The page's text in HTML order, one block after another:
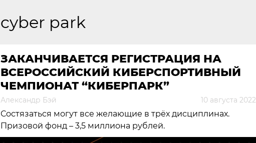
cyber park
ЗАКАНЧИВАЕТСЯ РЕГИСТРАЦИЯ НА
ВСЕРОССИЙСКИЙ КИБЕРСПОРТИВНЫЙ
ЧЕМПИОНАТ “КИБЕРПАРК”
Александр Бэй 10 августа 2022
Состязаться могут все желающие в трёх дисциплинах.
Призовой фонд – 3,5 миллиона рублей.